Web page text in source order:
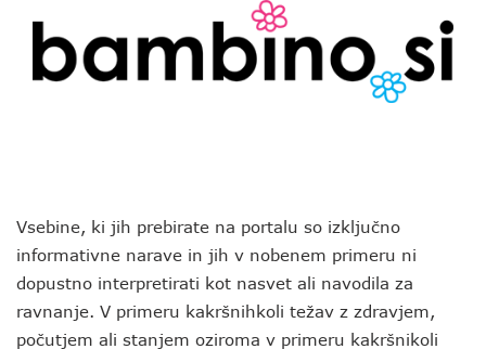
Vsebine, ki jih prebirate na portalu so izključno
informativne narave in jih v nobenem primeru ni
dopustno interpretirati kot nasvet ali navodila za
ravnanje. V primeru kakršnihkoli težav z zdravjem,
počutjem ali stanjem oziroma v primeru kakršnikoli